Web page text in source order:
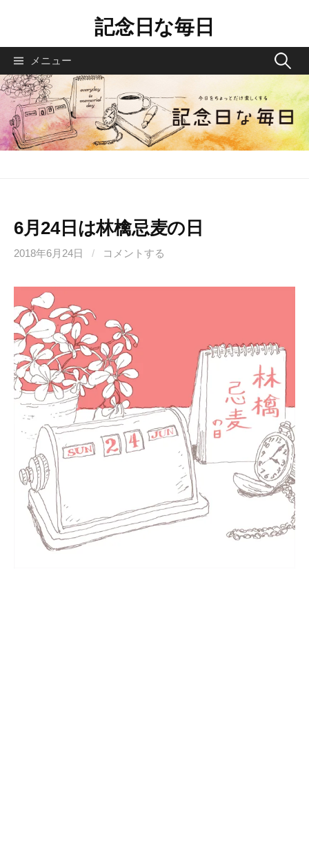
テ
ツ
ス
キ
記念日な毎日
メニュー 検
索
:
6月24日は林檎忌麦の日
2018年6月24日 / コメントする